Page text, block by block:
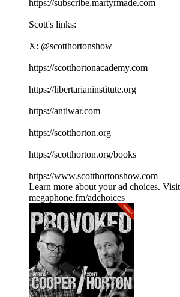
⁠⁠⁠⁠⁠⁠⁠⁠⁠⁠⁠⁠⁠⁠⁠⁠⁠⁠⁠⁠⁠⁠⁠⁠⁠⁠⁠⁠⁠⁠⁠⁠⁠⁠https://subscribe.martyrmade.com⁠⁠⁠⁠⁠⁠⁠⁠⁠⁠⁠⁠⁠⁠⁠⁠⁠⁠⁠⁠⁠⁠⁠⁠⁠⁠⁠⁠⁠⁠⁠⁠⁠⁠
Scott's links:
X: ⁠⁠⁠⁠⁠⁠⁠⁠⁠⁠⁠⁠⁠⁠⁠⁠⁠⁠⁠⁠⁠⁠⁠⁠⁠⁠⁠⁠⁠⁠⁠⁠⁠⁠@scotthortonshow⁠⁠⁠⁠⁠⁠⁠⁠⁠⁠⁠⁠⁠⁠⁠⁠⁠⁠⁠⁠⁠⁠⁠⁠⁠⁠⁠⁠⁠⁠⁠⁠⁠⁠
⁠⁠⁠⁠⁠⁠⁠⁠⁠⁠⁠⁠⁠⁠⁠⁠⁠⁠⁠⁠⁠⁠⁠⁠⁠⁠⁠⁠⁠⁠⁠⁠⁠⁠https://scotthortonacademy.com⁠⁠⁠⁠⁠⁠⁠⁠⁠⁠⁠⁠⁠⁠⁠⁠⁠⁠⁠⁠⁠⁠⁠⁠⁠⁠⁠⁠⁠⁠⁠⁠⁠⁠
⁠⁠⁠⁠⁠⁠⁠⁠⁠⁠⁠⁠⁠⁠⁠⁠⁠⁠⁠⁠⁠⁠⁠⁠⁠⁠⁠⁠⁠⁠⁠⁠⁠⁠https://libertarianinstitute.org⁠⁠⁠⁠⁠⁠⁠⁠⁠⁠⁠⁠⁠⁠⁠⁠⁠⁠⁠⁠⁠⁠⁠⁠⁠⁠⁠⁠⁠⁠⁠⁠⁠⁠
⁠⁠⁠⁠⁠⁠⁠⁠⁠⁠⁠⁠⁠⁠⁠⁠⁠⁠⁠⁠⁠⁠⁠⁠⁠⁠⁠⁠⁠⁠⁠⁠⁠⁠https://antiwar.com⁠⁠⁠⁠⁠⁠⁠⁠⁠⁠⁠⁠⁠⁠⁠⁠⁠⁠⁠⁠⁠⁠⁠⁠⁠⁠⁠⁠⁠⁠⁠⁠⁠⁠
⁠⁠⁠⁠⁠⁠⁠⁠⁠⁠⁠⁠⁠⁠⁠⁠⁠⁠⁠⁠⁠⁠⁠⁠⁠⁠⁠⁠⁠⁠⁠⁠⁠⁠https://scotthorton.org⁠⁠⁠⁠⁠⁠⁠⁠⁠⁠⁠⁠⁠⁠⁠⁠⁠⁠⁠⁠⁠⁠⁠⁠⁠⁠⁠⁠⁠⁠⁠⁠⁠⁠
⁠⁠⁠⁠⁠⁠⁠⁠⁠⁠⁠⁠⁠⁠⁠⁠⁠⁠⁠⁠⁠⁠⁠⁠⁠⁠⁠⁠⁠⁠⁠⁠⁠⁠https://scotthorton.org/books⁠⁠⁠⁠⁠⁠⁠⁠⁠⁠⁠⁠⁠⁠⁠⁠⁠⁠⁠⁠⁠⁠⁠⁠⁠⁠⁠⁠⁠⁠⁠⁠⁠⁠
⁠⁠⁠⁠⁠⁠⁠⁠⁠⁠⁠⁠⁠⁠⁠⁠⁠⁠⁠⁠⁠⁠⁠⁠⁠⁠⁠⁠⁠⁠⁠⁠⁠⁠https://www.scotthortonshow.com⁠⁠⁠⁠⁠⁠⁠⁠⁠⁠⁠
Learn more about your ad choices. Visit
megaphone.fm/adchoices